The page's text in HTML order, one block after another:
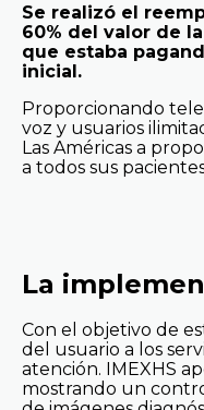
Se realizó el
60% del valor de
que estaba
inicial.
Proporcionando
voz y usuarios
Las Américas a
a todos sus
La
Con el objetivo de
del usuario a los
atención. IMEXHS
mostrando un